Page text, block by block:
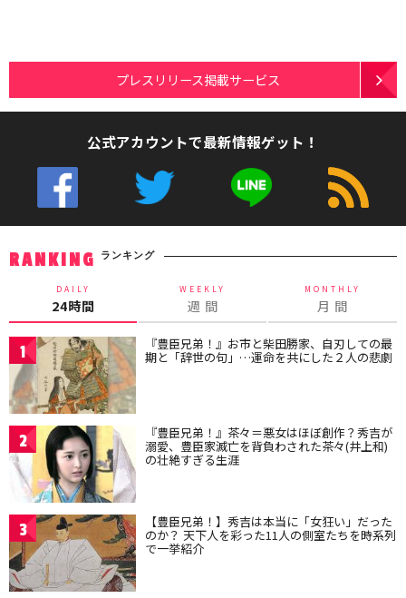
プレスリリース掲載サービス
公式アカウントで最新情報ゲット！
RANKING ランキング
DAILY
24時間
WEEKLY
週 間
MONTHLY
月 間
1 『豊臣兄弟！』お市と柴田勝家、自刃しての最
期と「辞世の句」…運命を共にした２人の悲劇
2 『豊臣兄弟！』茶々＝悪女はほぼ創作？秀吉が
溺愛、豊臣家滅亡を背負わされた茶々(井上和)
の壮絶すぎる生涯
3 【豊臣兄弟！】秀吉は本当に「女狂い」だった
のか？ 天下人を彩った11人の側室たちを時系列
で一挙紹介